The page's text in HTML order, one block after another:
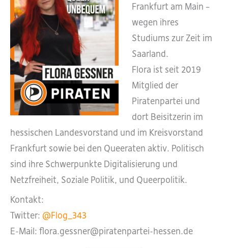
Frankfurt am Main –
wegen ihres
Studiums zur Zeit im
Saarland.
Flora ist seit 2019
Mitglied der
Piratenpartei und
dort Beisitzerin im
hessischen Landesvorstand und im Kreisvorstand
Frankfurt sowie bei den Queeraten aktiv. Politisch
sind ihre Schwerpunkte Digitalisierung und
Netzfreiheit, Soziale Politik, und Queerpolitik.
Kontakt:
Twitter: @Flog_343
E-Mail: flora.gessner@piratenpartei-hessen.de